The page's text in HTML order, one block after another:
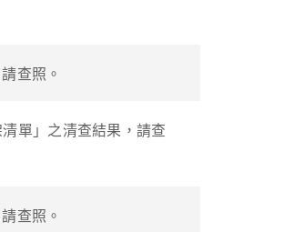
查照。
單」之清查結果，請查
查照。